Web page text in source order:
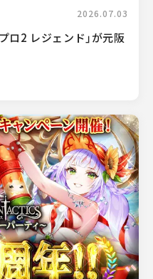
2026.07.03
ロ2 レジェンド」が元阪